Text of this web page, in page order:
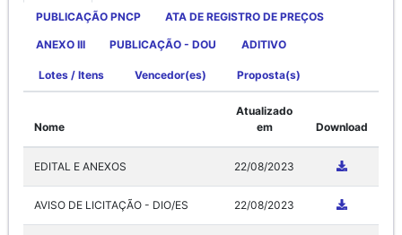
PUBLICAÇÃO PNCP ATA DE REGISTRO DE PREÇOS
ANEXO III PUBLICAÇÃO - DOU ADITIVO
Lotes / Itens Vencedor(es) Proposta(s)
Nome
Atualizado
em
Download
EDITAL E ANEXOS 22/08/2023
AVISO DE LICITAÇÃO - DIO/ES 22/08/2023